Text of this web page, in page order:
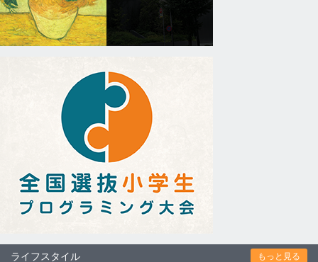
ライフスタイル もっと見る